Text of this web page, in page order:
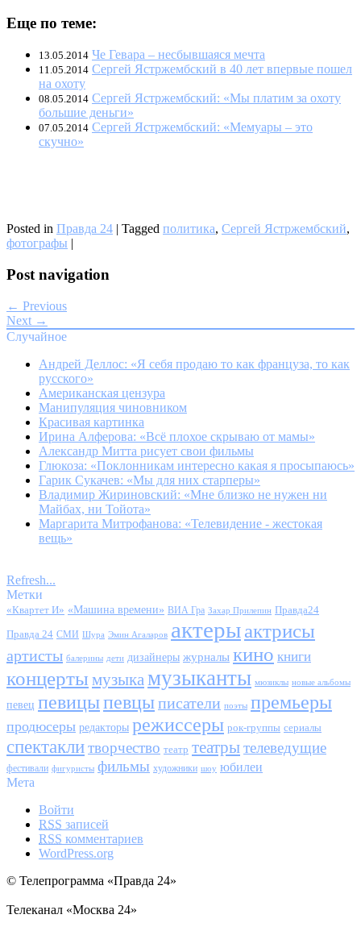
Еще по теме:
13.05.2014 Че Гевара – несбывшаяся мечта
11.05.2014 Сергей Ястржембский в 40 лет впервые пошел
на охоту
08.05.2014 Сергей Ястржембский: «Мы платим за охоту
большие деньги»
07.05.2014 Сергей Ястржембский: «Мемуары – это
скучно»
Posted in Правда 24 | Tagged политика, Сергей Ястржембский,
фотографы |
Post navigation
← Previous
Next →
Случайное
Андрей Деллос: «Я себя продаю то как француза, то как
русского»
Американская цензура
Манипуляция чиновником
Красивая картинка
Ирина Алферова: «Всё плохое скрываю от мамы»
Александр Митта рисует свои фильмы
Глюкоза: «Поклонникам интересно какая я просыпаюсь»
Гарик Сукачев: «Мы для них старперы»
Владимир Жириновский: «Мне близко не нужен ни
Майбах, ни Тойота»
Маргарита Митрофанова: «Телевидение - жестокая
вещь»
Refresh...
Метки
«Квартет И» «Машина времени» ВИА Гра Захар Прилепин Правда24
Правда 24 СМИ Шура Эмин Агаларов актерыактрисы
артисты балерины дети дизайнеры журналы кино книги
концерты музыка музыканты мюзиклы новые альбомы
певец певицыпевцыписатели поэты премьеры
продюсеры редакторы режиссеры рок-группы сериалы
спектаклитворчество театр театрытелеведущие
фестивали фигуристы фильмы художники шоу юбилеи
Мета
Войти
RSS записей
RSS комментариев
WordPress.org
© Телепрограмма «Правда 24»
Телеканал «Москва 24»